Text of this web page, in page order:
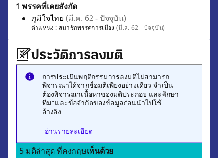
1 พรรคที่เคยสังกัด
ภูมิใจไทย (มี.ค. 62 - ปัจจุบัน)
ตำแหน่ง : สมาชิกพรรคการเมือง(มี.ค. 62 - ปัจจุบัน)
ประวัติการลงมติ
การประเมินพฤติกรรมการลงมติไม่สามารถ
พิจารณาได้จากชื่อมติเพียงอย่างเดียว จำเป็น
ต้องพิจารณาเนื้อหาของมติประกอบ และศึกษา
ที่มาและข้อจำกัดของข้อมูลก่อนนำไปใช้
อ้างอิง
อ่านรายละเอียด
5 มติล่าสุด ที่คงกฤษเห็นด้วย